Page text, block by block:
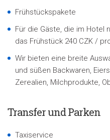
Frühstückspakete
Für die Gäste, die im
das Frühstück 240 CZK /
Wir bieten eine breite
und süßen Backwaren,
Zerealien, Milchprodukte,
Transfer und Parken
Taxiservice